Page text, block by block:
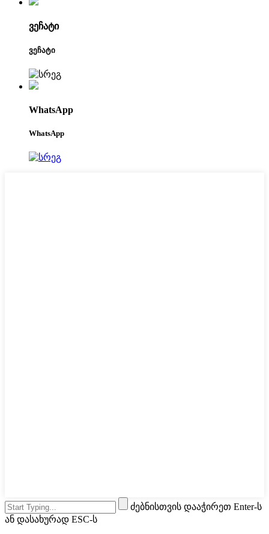
ვეჩატი
ვეჩატი
WhatsApp
WhatsApp
ძებნისთვის დააჭირეთ Enter-ს
ან დასახურად ESC-ს